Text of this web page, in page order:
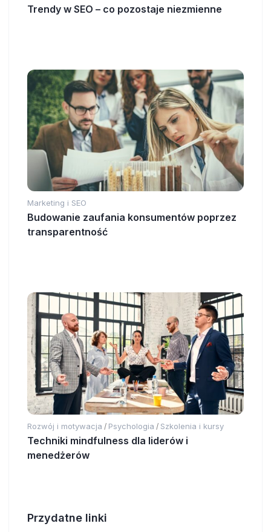
Trendy w SEO – co pozostaje niezmienne
Marketing i SEO
Budowanie zaufania konsumentów poprzez
transparentność
Rozwój i motywacja / Psychologia / Szkolenia i kursy
Techniki mindfulness dla liderów i
menedżerów
Przydatne linki